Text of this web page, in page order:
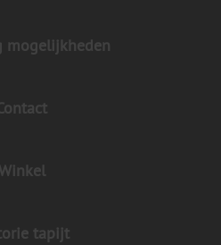
mogelijkheden
Winkel
tapijt